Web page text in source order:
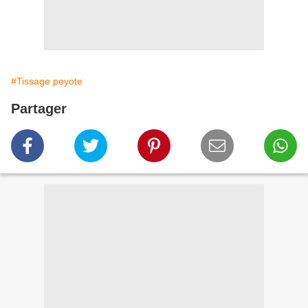
#Tissage peyote
Partager